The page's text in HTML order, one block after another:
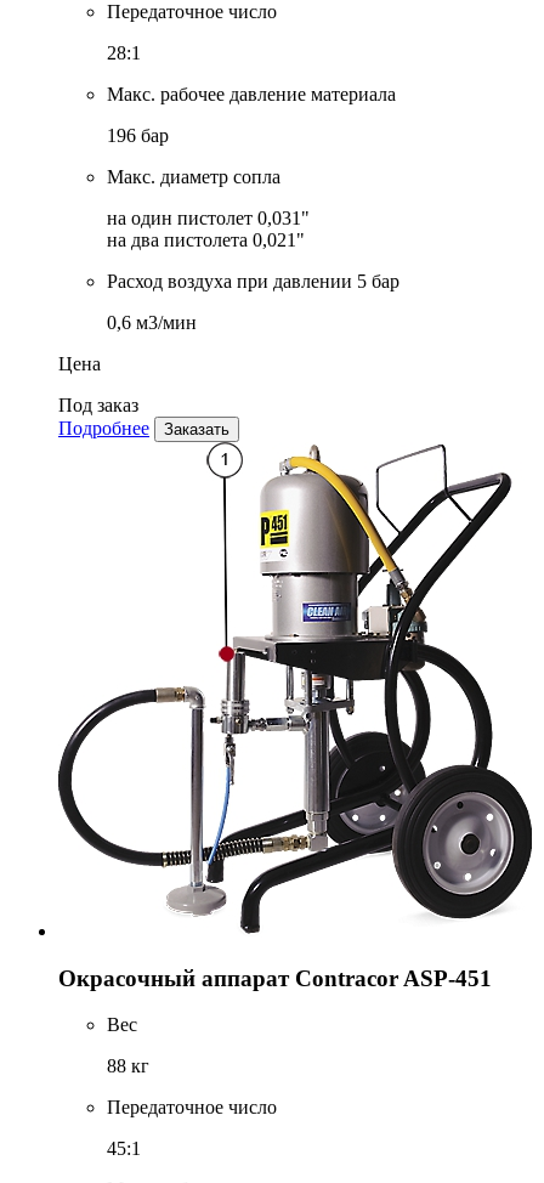
Передаточное число
28:1
Макс. рабочее давление материала
196 бар
Макс. диаметр сопла
на один пистолет 0,031"
на два пистолета 0,021"
Расход воздуха при давлении 5 бар
0,6 м3/мин
Цена
Под заказ
Подробнее
Заказать
Окрасочный аппарат Contracor ASP-451
Вес
88 кг
Передаточное число
45:1